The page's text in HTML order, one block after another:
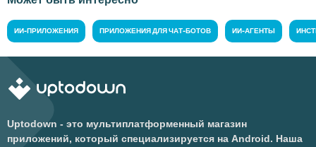
ИИ-ПРИЛОЖЕНИЯ ПРИЛОЖЕНИЯ ДЛЯ ЧАТ-БОТОВ ИИ-АГЕНТЫ
Uptodown - это мультиплатформенный магазин
приложений, который специализируется на Android. Наша